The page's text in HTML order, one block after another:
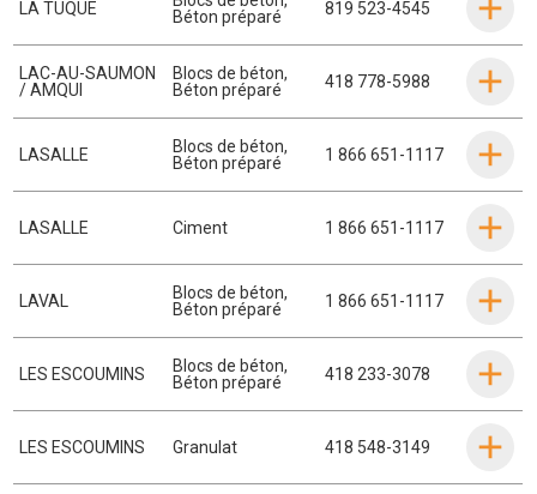
LA TUQUE
Béton préparé
819 523-4545
LAC-AU-SAUMON
/ AMQUI
Blocs de béton,
Béton préparé
418 778-5988
LASALLE Blocs de béton,
Béton préparé
1 866 651-1117
LASALLE Ciment 1 866 651-1117
LAVAL Blocs de béton,
Béton préparé
1 866 651-1117
LES ESCOUMINS Blocs de béton,
Béton préparé
418 233-3078
LES ESCOUMINS Granulat 418 548-3149